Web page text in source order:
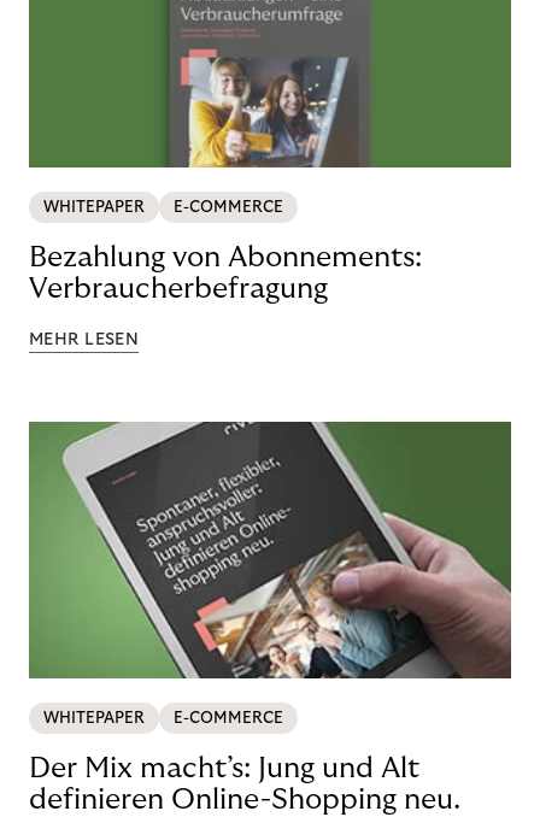
WHITEPAPER E-COMMERCE
Bezahlung von Abonnements:
Verbraucherbefragung
MEHR LESEN
WHITEPAPER E-COMMERCE
Der Mix macht’s: Jung und Alt
definieren Online-Shopping neu.